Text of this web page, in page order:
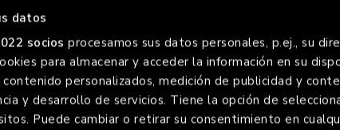
datos
socios procesamos sus datos personales, p.ej., su
para almacenar y acceder la información en su
personalizados, medición de publicidad y
y desarrollo de servicios. Tiene la opción de
Puede cambiar o retirar su consentimiento en